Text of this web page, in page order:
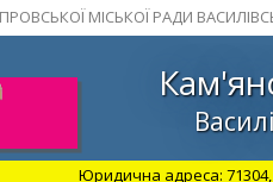
МІСЬКОЇ РАДИ
Юридична адреса: 71304,